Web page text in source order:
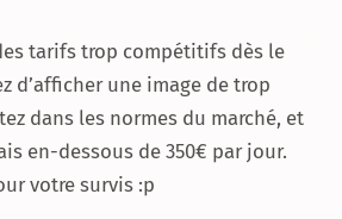
tarifs trop compétitifs dès le
d’afficher une image de trop
dans les normes du marché, et
en-dessous de 350€ par jour.
votre survis :p